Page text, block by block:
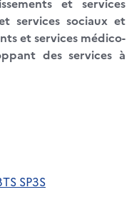
services sociaux et
et services médico-
des services à
SP3S